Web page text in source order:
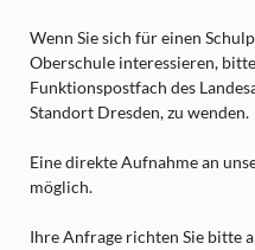
Wenn Sie sich für einen
Oberschule interessieren,
Funktionspostfach des
Standort Dresden, zu wenden.
Eine direkte Aufnahme an
möglich.
Ihre Anfrage richten Sie bitte